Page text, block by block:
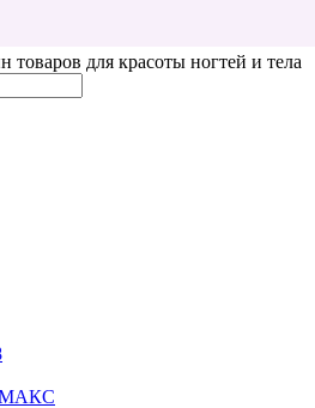
товаров для красоты ногтей и тела